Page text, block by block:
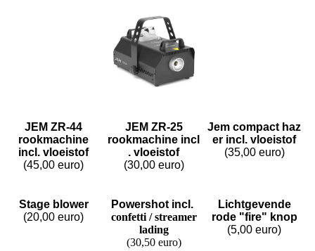
JEM ZR-44
rookmachine
incl. vloeistof
(45,00 euro)
JEM ZR-25
rookmachine incl
. vloeistof
(30,00 euro)
Jem compact haz
er incl. vloeistof
(35,00 euro)
Stage blower
(20,00 euro)
Powershot incl.
confetti / streamer
lading
(30,50 euro)
Lichtgevende
rode "fire" knop
(5,00 euro)